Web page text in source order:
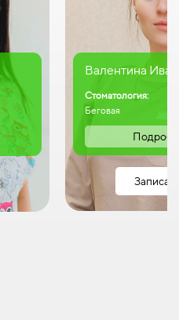
Валентина
Стоматология:
Беговая